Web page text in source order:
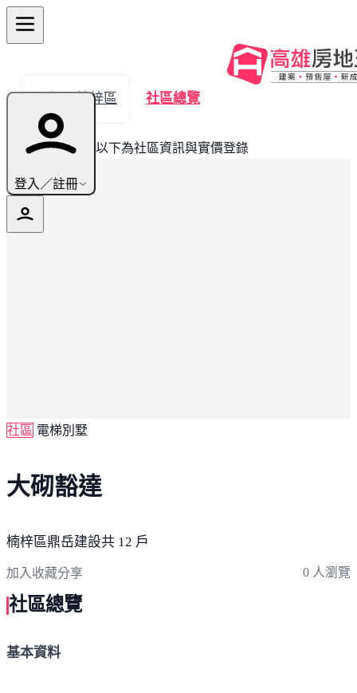
登入／註冊
← 返回楠梓區 社區總覽
此建案已完銷，以下為社區資訊與實價登錄
社區 電梯別墅
大砌豁達
楠梓區鼎岳建設共 12 戶
加入收藏分享 0 人瀏覽
社區總覽
基本資料